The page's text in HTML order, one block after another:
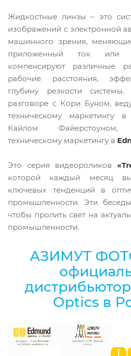
Жидкостные линзы – это
изображений с электронной
машинного зрения,
приложенный ток или
компенсируют различные
рабочие расстояния,
глубину резкости
разговоре с Кори Буном,
техническому маркетингу в
Кайлом
техническому маркетингу в
Это серия видеороликов
которой каждый месяц
ключевых тенденций в
промышленности. Эти
чтобы пролить свет на
промышленности.
АЗИМУТ
Optics в